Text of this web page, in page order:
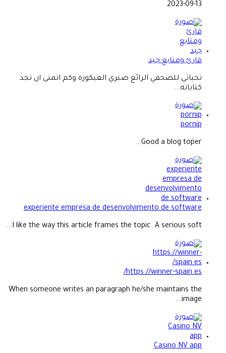
2023-09-13
قارئ ومتابع جيد
تحياتي للصحفي الرائع صبري العيكورة وكم اتمنى ان تجد
كتاباته...
pornip
Good a blog toper...
experiente empresa de desenvolvimento de software
I like the way this article frames the topic. A serious soft...
https://winner-spain.es/
When someone writes an paragraph he/she maintains the
image...
Casino NV app